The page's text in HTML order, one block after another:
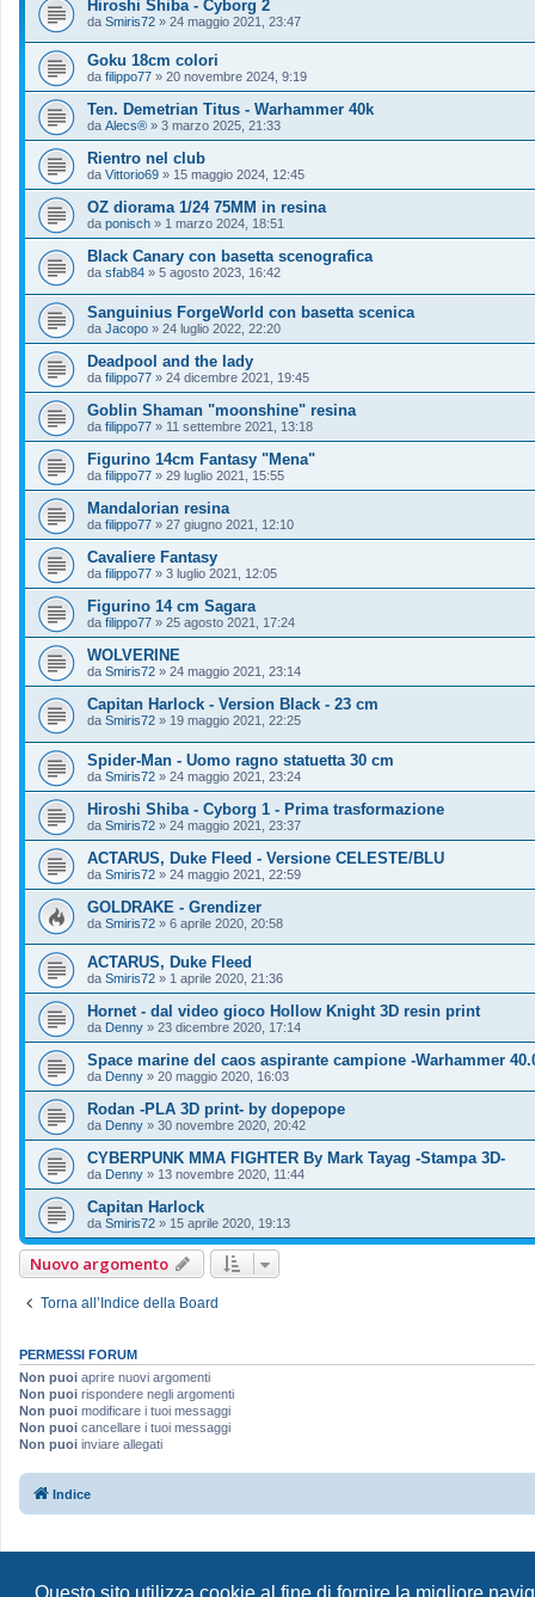
Hiroshi Shiba - Cyborg 2
da Smiris72 » 24 maggio 2021, 23:47
Goku 18cm colori
da filippo77 » 20 novembre 2024, 9:19
Ten. Demetrian Titus - Warhammer 40k
da Alecs® » 3 marzo 2025, 21:33
Rientro nel club
da Vittorio69 » 15 maggio 2024, 12:45
OZ diorama 1/24 75MM in resina
da ponisch » 1 marzo 2024, 18:51
Black Canary con basetta scenografica
da sfab84 » 5 agosto 2023, 16:42
Sanguinius ForgeWorld con basetta scenica
da Jacopo » 24 luglio 2022, 22:20
Deadpool and the lady
da filippo77 » 24 dicembre 2021, 19:45
Goblin Shaman "moonshine" resina
da filippo77 » 11 settembre 2021, 13:18
Figurino 14cm Fantasy "Mena"
da filippo77 » 29 luglio 2021, 15:55
Mandalorian resina
da filippo77 » 27 giugno 2021, 12:10
Cavaliere Fantasy
da filippo77 » 3 luglio 2021, 12:05
Figurino 14 cm Sagara
da filippo77 » 25 agosto 2021, 17:24
WOLVERINE
da Smiris72 » 24 maggio 2021, 23:14
Capitan Harlock - Version Black - 23 cm
da Smiris72 » 19 maggio 2021, 22:25
Spider-Man - Uomo ragno statuetta 30 cm
da Smiris72 » 24 maggio 2021, 23:24
Hiroshi Shiba - Cyborg 1 - Prima trasformazione
da Smiris72 » 24 maggio 2021, 23:37
ACTARUS, Duke Fleed - Versione CELESTE/BLU
da Smiris72 » 24 maggio 2021, 22:59
GOLDRAKE - Grendizer
da Smiris72 » 6 aprile 2020, 20:58
ACTARUS, Duke Fleed
da Smiris72 » 1 aprile 2020, 21:36
Hornet - dal video gioco Hollow Knight 3D resin print
da Denny » 23 dicembre 2020, 17:14
Space marine del caos aspirante campione -Warhammer
da Denny » 20 maggio 2020, 16:03
Rodan -PLA 3D print- by dopepope
da Denny » 30 novembre 2020, 20:42
CYBERPUNK MMA FIGHTER By Mark Tayag -Stampa 3D-
da Denny » 13 novembre 2020, 11:44
Capitan Harlock
da Smiris72 » 15 aprile 2020, 19:13
Nuovo argomento
Torna all’Indice della Board
PERMESSI FORUM
Non puoi aprire nuovi argomenti
Non puoi rispondere negli argomenti
Non puoi modificare i tuoi messaggi
Non puoi cancellare i tuoi messaggi
Non puoi inviare allegati
Indice